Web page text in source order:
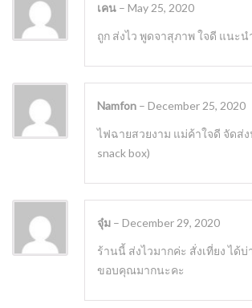
เคน – May 25, 2020
ถูก ส่งไว พูดจาสุภาพ ใจดี แนะ
Namfon – December 25, 2020
ไฟฉายสวยงาม แม่ค้าใจดี จัดส่
snack box)
จุ๋ม – December 29, 2020
ร้านนี้ ส่งไวมากค่ะ สั่งเที่ยง ได้บ่
ขอบคุณมากนะคะ